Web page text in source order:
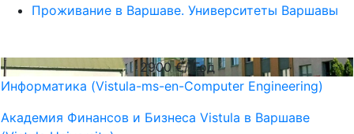
Проживание в Варшаве. Университеты Варшавы
2900€/ Год
Информатика (Vistula-ms-en-Computer Engineering)
Академия Финансов и Бизнеса Vistula в Варшаве